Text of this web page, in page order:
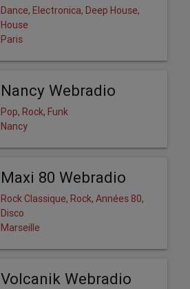
Dance, Electronica, Deep House,
House
Paris
Nancy Webradio
Pop, Rock, Funk
Nancy
Maxi 80 Webradio
Rock Classique, Rock, Années 80,
Disco
Marseille
Volcanik Webradio